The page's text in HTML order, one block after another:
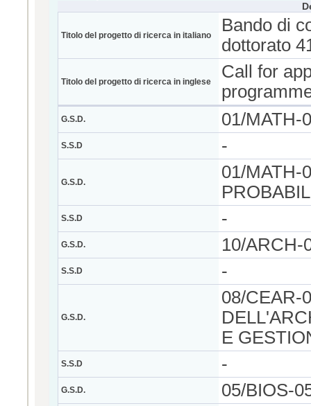
Titolo del progetto di ricerca in italiano
Bando di
dottorato
Titolo del progetto di ricerca in inglese
Call for
G.S.D. 01/MATH-
S.S.D -
G.S.D.
01/MATH-
S.S.D -
G.S.D. 10/ARCH-
S.S.D -
G.S.D.
08/CEAR-
E
S.S.D -
G.S.D. 05/BIOS-